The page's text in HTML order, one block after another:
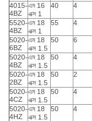
4015-
4BZ
এম 16 ​​
এক্স 1
40 4
5520-
4BZ
এম 18
এক্স 1
55 4
5020-
6BZ
এম 18
এক্স 1.5
50 6
5020-
4BZ
এম 18
এক্স 1.5
50 4
5020-
2BZ
এম 18
এক্স 1.5
50 2
5020-
4CZ
এম 18
এক্স 1.5
50 4
5020-
4HZ
এম 18
এক্স 1.5
50 4